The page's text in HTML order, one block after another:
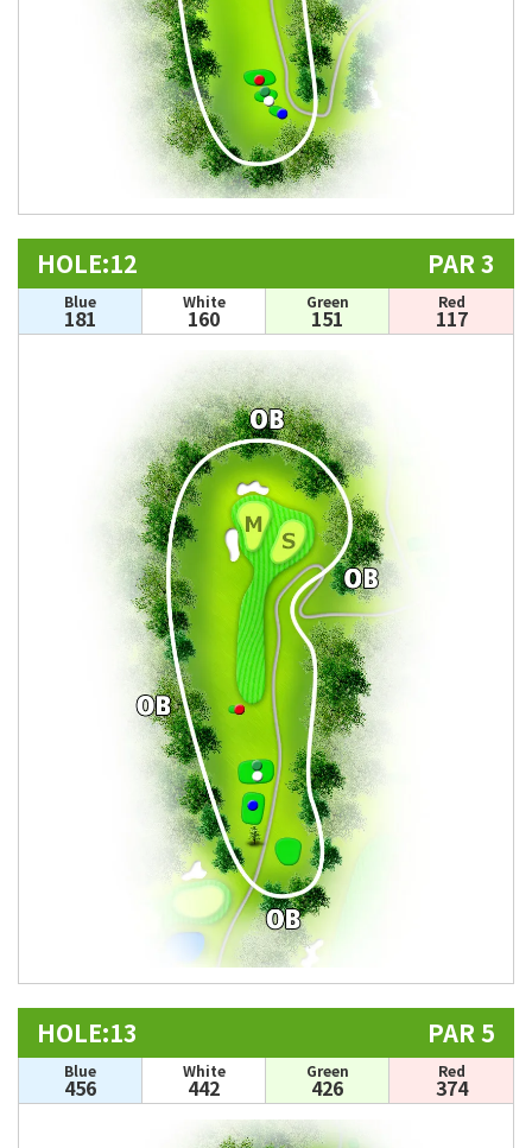
HOLE:12 PAR 3
Blue
181
White
160
Green
151
Red
117
HOLE:13 PAR 5
Blue
456
White
442
Green
426
Red
374